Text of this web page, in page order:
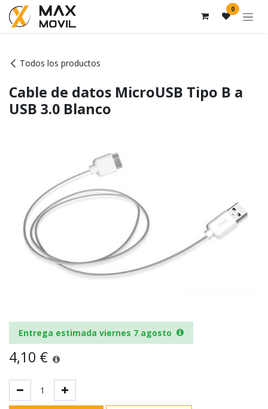
Ir al contenido 0
Todos los productos
Cable de datos MicroUSB Tipo B a
USB 3.0 Blanco
Entrega estimada viernes 7 agosto
4,10 €